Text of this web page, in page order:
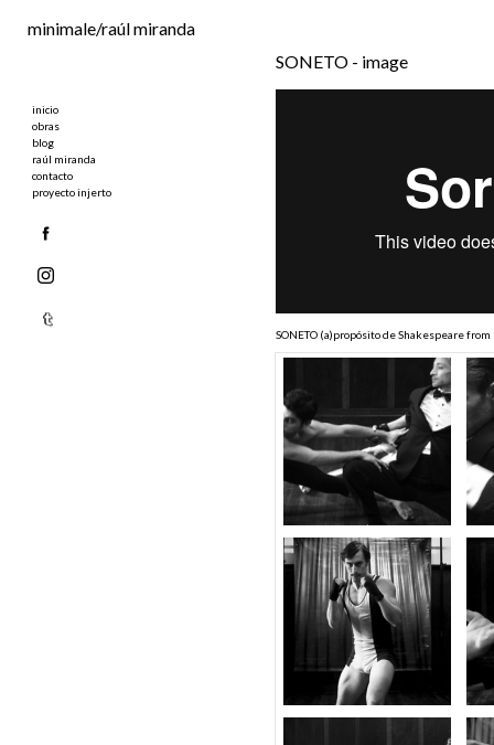
minimale/raúl miranda
inicio
obras
blog
raúl miranda
contacto
proyecto injerto
SONETO - image
SONETO (a)propósito de Shakespearefrom